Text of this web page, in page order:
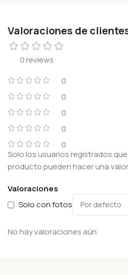
Valoraciones de
0 reviews
0
0
0
0
0
Valoraciones
Solo con fotos
No hay valoraciones aún.
Solo los usuarios registrados
producto pueden hacer una